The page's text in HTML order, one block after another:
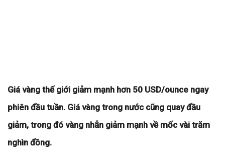
Giá vàng thế giới giảm mạnh hơn 50 USD/ounce ngay
phiên đầu tuần. Giá vàng trong nước cũng quay đầu
giảm, trong đó vàng nhẫn giảm mạnh về mốc vài trăm
nghìn đồng.